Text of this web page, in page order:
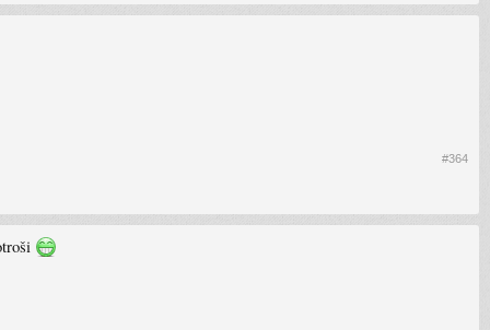
#364